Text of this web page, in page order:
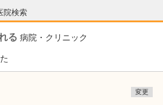
院検索
る 病院・クリニック
変更